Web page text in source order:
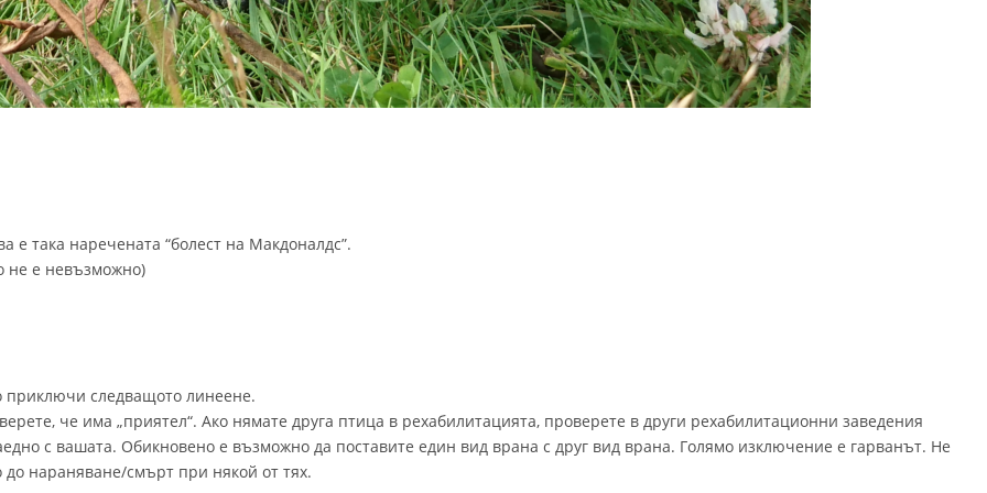
така наречената “болест на Макдоналдс”.
не е невъзможно)
приключи следващото линеене.
че има „приятел“. Ако нямате друга птица в рехабилитацията, проверете в други рехабилитационни заведения
с вашата. Обикновено е възможно да поставите един вид врана с друг вид врана. Голямо изключение е гарванът. Не
нараняване/смърт при някой от тях.